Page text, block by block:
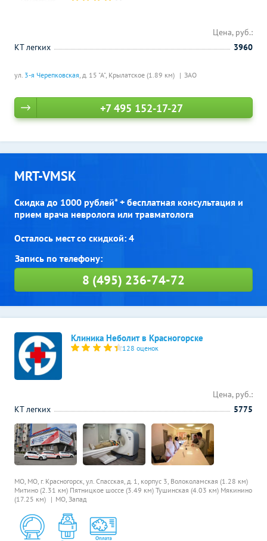
ул. 3-я Черепковская, д. 15 "А", Крылатское (1.89 км) ЗАО
Цена, руб.:
КТ легких
3960
+7 495 152-17-27
MRT-VMSK
Скидка до 1000 рублей* + бесплатная консультация и
прием врача невролога или травматолога
Осталось мест со скидкой: 4
8 (495) 236-74-72
Клиника Неболит в Красногорске
128 оценок
МО, МО, г. Красногорск, ул. Спасская, д. 1, корпус 3, Волоколамская (1.28 км)
Митино (2.31 км) Пятницкое шоссе (3.49 км) Тушинская (4.03 км) Мякинино
(17.25 км)
МО, Запад
Цена, руб.:
КТ легких
5775